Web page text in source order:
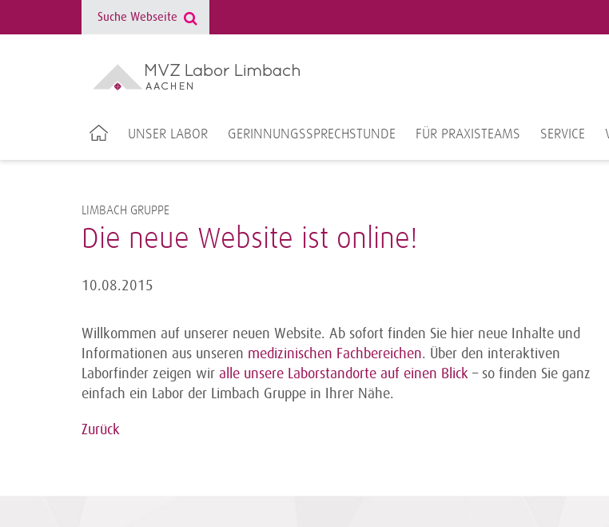
UNSER LABOR GERINNUNGSSPRECHSTUNDE FÜR PRAXISTEAMS SERVICE
LIMBACH GRUPPE
Die neue Website ist online!
10.08.2015
Willkommen auf unserer neuen Website. Ab sofort finden Sie hier neue Inhalte und
Informationen aus unseren medizinischen Fachbereichen. Über den interaktiven
Laborfinder zeigen wir alle unsere Laborstandorte auf einen Blick – so finden Sie ganz
einfach ein Labor der Limbach Gruppe in Ihrer Nähe.
Zurück